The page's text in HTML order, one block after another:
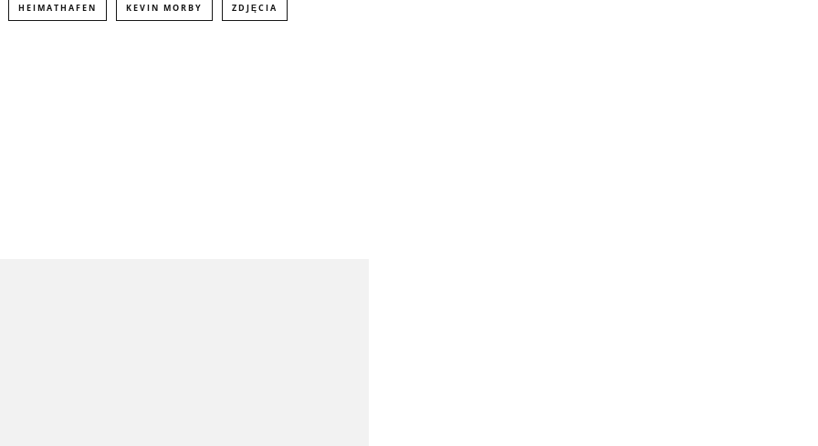
HEIMATHAFEN KEVIN MORBY ZDJĘCIA